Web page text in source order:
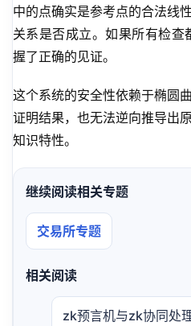
中的点确实是参考点的合法线
关系是否成立。如果所有检
握了正确的见证。
这个系统的安全性依赖于椭圆
证明结果，也无法逆向推导出
知识特性。
继续阅读相关专题
交易所专题
相关阅读
zk预言机与zk协同处